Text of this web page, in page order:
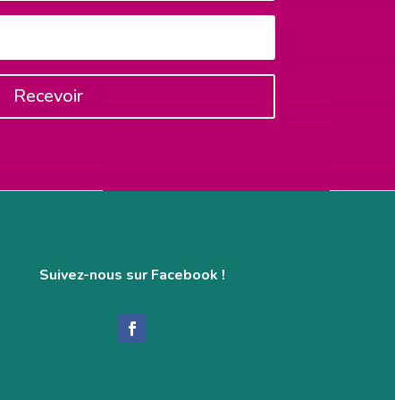
Recevoir
Suivez-nous sur Facebook !